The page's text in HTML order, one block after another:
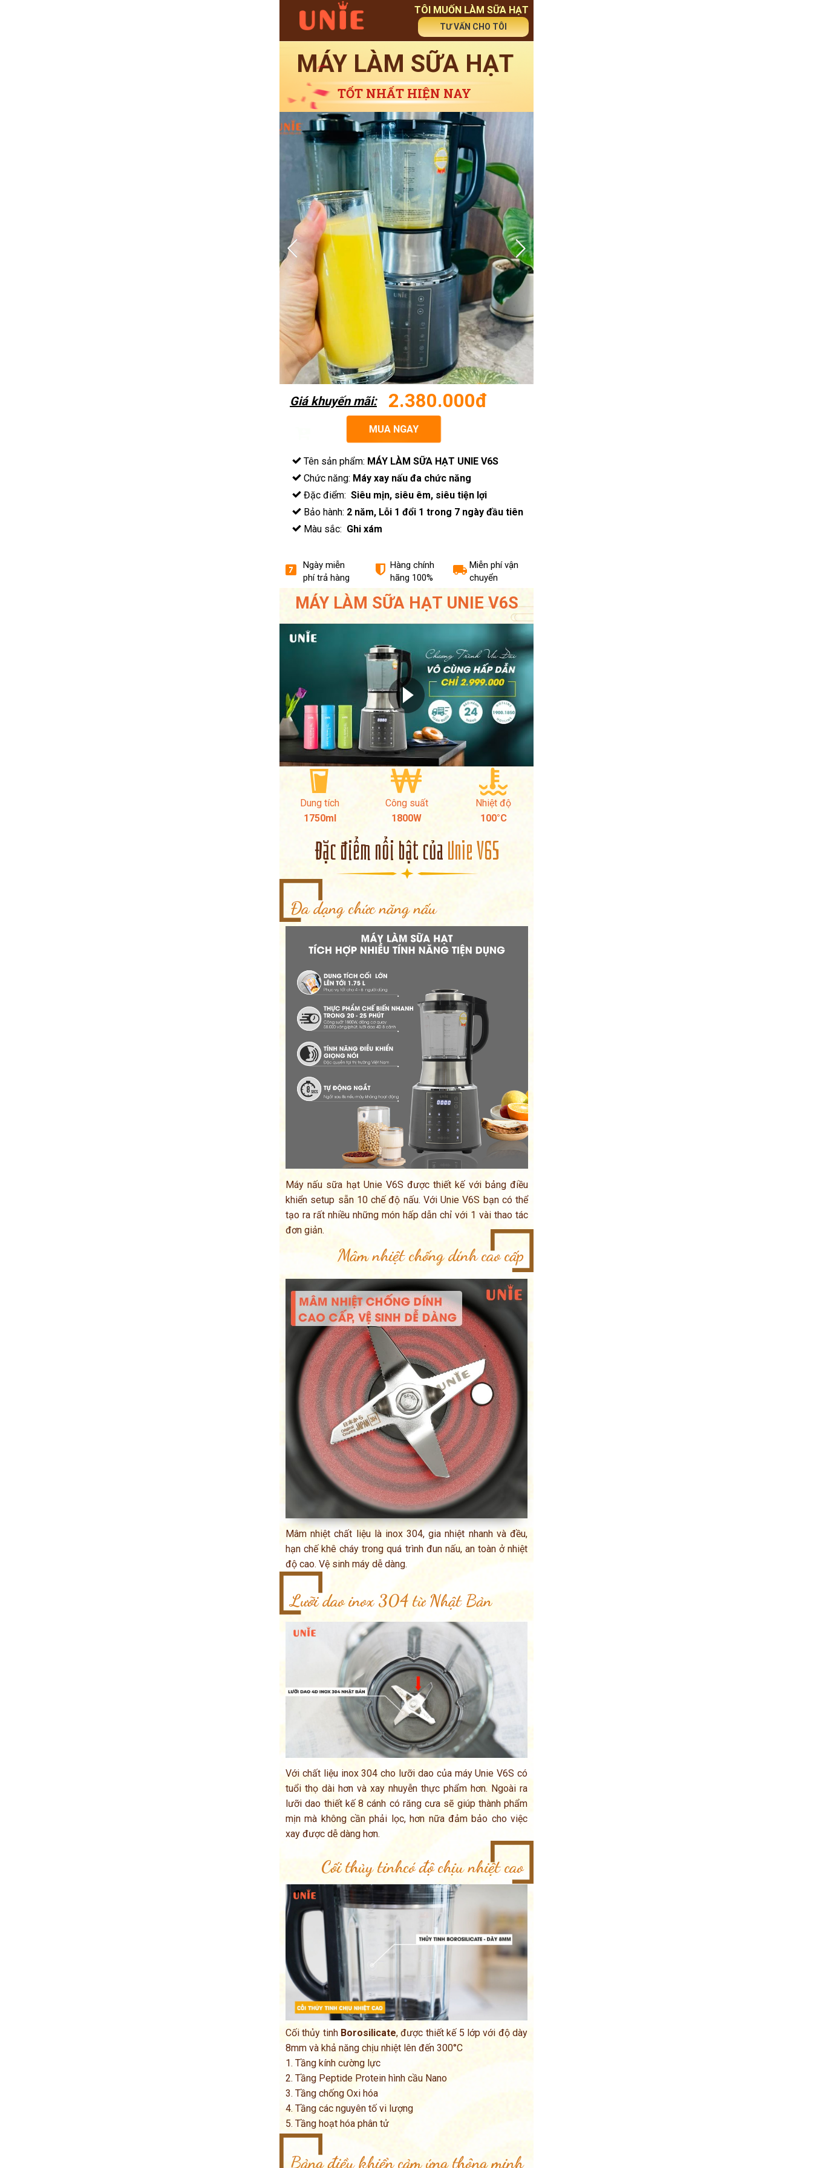
TÔI MUỐN LÀM SỮA HẠT
TƯ VẤN CHO TÔI
TỐT NHẤT HIỆN NAY
MÁY LÀM SỮA HẠT
MUA NGAY
Ngày miễn
phí trả hàng
Hàng chính
hãng 100%
Miễn phí vận
chuyển
Tên sản phẩm: MÁY LÀM SỮA HẠT UNIE V6S
Chức năng: Máy xay nấu đa chức năng
Đặc điểm: Siêu mịn, siêu êm, siêu tiện lợi
Bảo hành: 2 năm, Lỗi 1 đổi 1 trong 7 ngày đầu tiên
Màu sắc: Ghi xám
2.380.000đ
Giá khuyến mãi:
Dung tích
1750ml
Công suất
1800W
Nhiệt độ
100°C
Đặc điểm nổi bật củaUnie V6S
MÁY LÀM SỮA HẠT UNIE V6S
Đa dạng chức năng nấu
Máy nấu sữa hạt Unie V6S được thiết kế với bảng điều
khiển setup sẵn 10 chế độ nấu. Với Unie V6S bạn có thể
tạo ra rất nhiều những món hấp dẫn chỉ với 1 vài thao tác
đơn giản.
Mâm nhiệt chống dính cao cấp
Mâm nhiệt chất liệu là inox 304, gia nhiệt nhanh và đều,
hạn chế khê cháy trong quá trình đun nấu, an toàn ở nhiệt
độ cao. Vệ sinh máy dễ dàng.
Lưỡi dao inox 304 từ Nhật Bản
Với chất liệu inox 304 cho lưỡi dao của máy Unie V6S có
tuổi thọ dài hơn và xay nhuyễn thực phẩm hơn. Ngoài ra
lưỡi dao thiết kế 8 cánh có răng cưa sẽ giúp thành phẩm
mịn mà không cần phải lọc, hơn nữa đảm bảo cho việc
xay được dễ dàng hơn.
Cối thủy tinhcó độ chịu nhiệt cao
Cối thủy tinh Borosilicate, được thiết kế 5 lớp với độ dày
8mm và khả năng chịu nhiệt lên đến 300°C
1. Tầng kính cường lực
2. Tầng Peptide Protein hình cầu Nano
3. Tầng chống Oxi hóa
4. Tầng các nguyên tố vi lượng
5. Tầng hoạt hóa phân tử
Bảng điều khiển cảm ứng thông minh